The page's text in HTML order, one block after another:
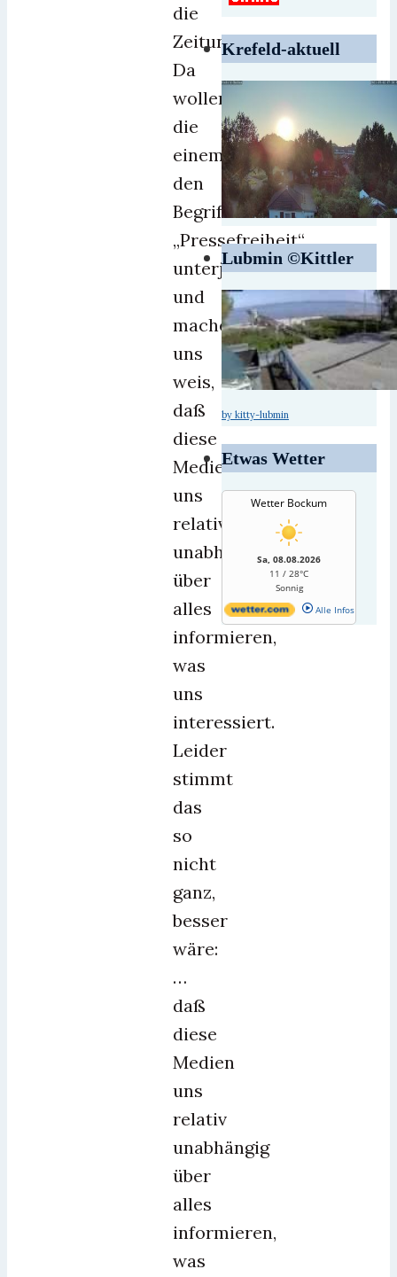
die
Zeitung.
Da
wollen
die
einem
den
Begriff
„Pressefreiheit“
unterjubeln
und
machen
uns
weis,
daß
diese
Medien
uns
relativ
unabhängig
über
alles
informieren,
was
uns
interessiert.
Leider
stimmt
das
so
nicht
ganz,
besser
wäre:
…
daß
diese
Medien
uns
relativ
unabhängig
über
alles
informieren,
was
Krefeld-aktuell
Lubmin ©Kittler
by kitty-lubmin
Etwas Wetter
Wetter Bockum
Sa, 08.08.2026
11 / 28°C
Sonnig
Alle Infos